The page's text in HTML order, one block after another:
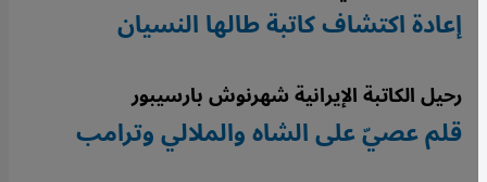
إعادة اكتشاف كاتبة طالها النسيان
رحيل الكاتبة الإيرانية شهرنوش بارسيبور
قلم عصيّ على الشاه والملالي وترامب